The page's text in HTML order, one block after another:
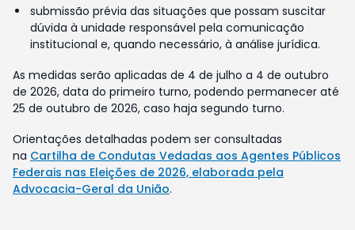
submissão prévia das situações que possam suscitar
dúvida à unidade responsável pela comunicação
institucional e, quando necessário, à análise jurídica.
As medidas serão aplicadas de 4 de julho a 4 de outubro
de 2026, data do primeiro turno, podendo permanecer até
25 de outubro de 2026, caso haja segundo turno.
Orientações detalhadas podem ser consultadas
na Cartilha de Condutas Vedadas aos Agentes Públicos
Federais nas Eleições de 2026, elaborada pela
Advocacia-Geral da União.